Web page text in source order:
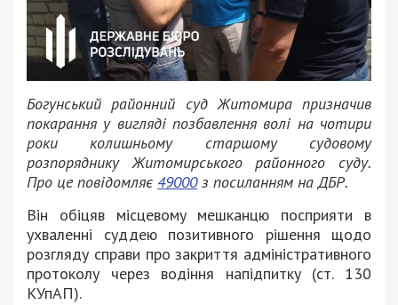
Богунський районний суд Житомира призначив
покарання у вигляді позбавлення волі на чотири
роки колишньому старшому судовому
розпоряднику Житомирського районного суду.
Про це повідомляє 49000з посиланням на ДБР.
Він обіцяв місцевому мешканцю посприяти в
ухваленні суддею позитивного рішення щодо
розгляду справи про закриття адміністративного
протоколу через водіння напідпитку (ст. 130
КУпАП).